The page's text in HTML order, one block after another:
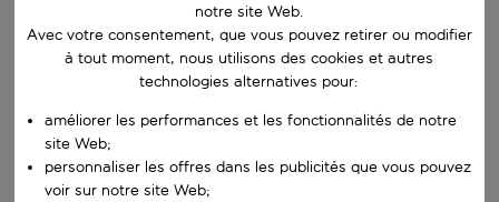
Commencez à taper pour la saisie automatique. Lorsque les
Choisissez vos dates
Quand
notre site Web.
Avec votre consentement, que vous pouvez retirer ou modifier
à tout moment, nous utilisons des cookies et autres
technologies alternatives pour:
améliorer les performances et les fonctionnalités de notre
site Web;
personnaliser les offres dans les publicités que vous pouvez
voir sur notre site Web;